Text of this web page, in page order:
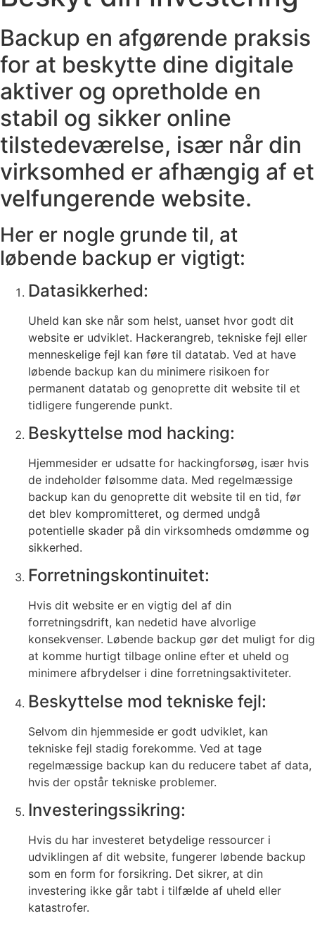
Backup en afgørende praksis
for at beskytte dine digitale
aktiver og opretholde en
stabil og sikker online
tilstedeværelse, især når din
virksomhed er afhængig af et
velfungerende website.
Her er nogle grunde til, at
løbende backup er vigtigt:
Datasikkerhed:
Uheld kan ske når som helst, uanset hvor godt dit
website er udviklet. Hackerangreb, tekniske fejl eller
menneskelige fejl kan føre til datatab. Ved at have
løbende backup kan du minimere risikoen for
permanent datatab og genoprette dit website til et
tidligere fungerende punkt.
Beskyttelse mod hacking:
Hjemmesider er udsatte for hackingforsøg, især hvis
de indeholder følsomme data. Med regelmæssige
backup kan du genoprette dit website til en tid, før
det blev kompromitteret, og dermed undgå
potentielle skader på din virksomheds omdømme og
sikkerhed.
Forretningskontinuitet:
Hvis dit website er en vigtig del af din
forretningsdrift, kan nedetid have alvorlige
konsekvenser. Løbende backup gør det muligt for dig
at komme hurtigt tilbage online efter et uheld og
minimere afbrydelser i dine forretningsaktiviteter.
Beskyttelse mod tekniske fejl:
Selvom din hjemmeside er godt udviklet, kan
tekniske fejl stadig forekomme. Ved at tage
regelmæssige backup kan du reducere tabet af data,
hvis der opstår tekniske problemer.
Investeringssikring:
Hvis du har investeret betydelige ressourcer i
udviklingen af dit website, fungerer løbende backup
som en form for forsikring. Det sikrer, at din
investering ikke går tabt i tilfælde af uheld eller
katastrofer.